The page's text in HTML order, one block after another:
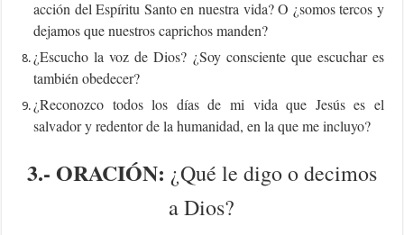
acción del Espíritu Santo en nuestra vida? O ¿somos tercos y
dejamos que nuestros caprichos manden?
¿Escucho la voz de Dios? ¿Soy consciente que escuchar es
también obedecer?
¿Reconozco todos los días de mi vida que Jesús es el
salvador y redentor de la humanidad, en la que me incluyo?
3.- ORACIÓN: ¿Qué le digo o decimos
a Dios?